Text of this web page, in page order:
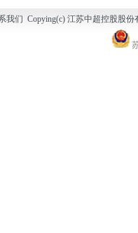
们 Copying(c) 江苏中超控股股